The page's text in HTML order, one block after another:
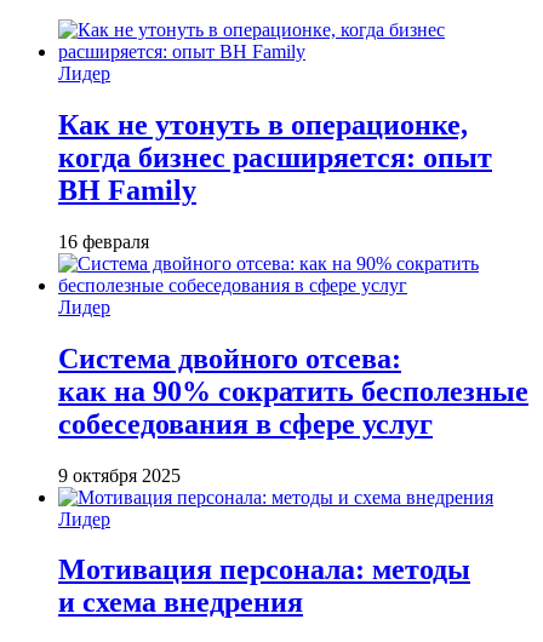
Лидер
Как не утонуть в операционке,
когда бизнес расширяется: опыт
BH Family
16 февраля
Лидер
Система двойного отсева:
как на 90% сократить бесполезные
собеседования в сфере услуг
9 октября 2025
Лидер
Мотивация персонала: методы
и схема внедрения